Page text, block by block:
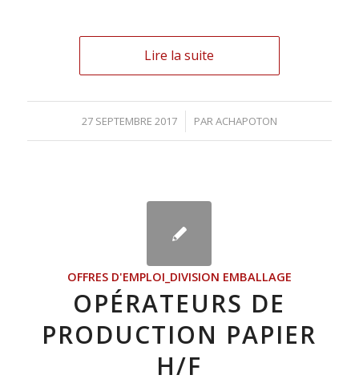
Lire la suite
27 SEPTEMBRE 2017
/ PARACHAPOTON
OFFRES D'EMPLOI_DIVISION EMBALLAGE
OPÉRATEURS DE
PRODUCTION PAPIER
H/F